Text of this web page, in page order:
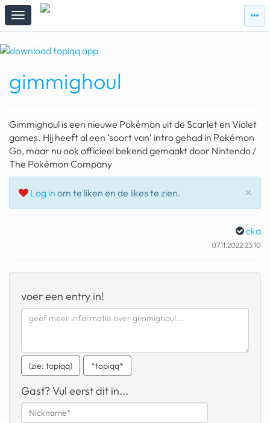
zie
topiqqs
zie
#vandaag
Topiqqs Reacties
ark van noach
pokemon kaarten
21.4 procent btw
wibra
dubai chocolade
it really whips the llama s
ass
chinese automerken
gimmighoul
Gimmighoul is een nieuwe Pokémon uit de Scarlet en Violet
games. Hij heeft al een ‘soort van’ intro gehad in Pokémon
Go, maar nu ook officieel bekend gemaakt door Nintendo /
The Pokémon Company
×
Log in om te liken en de likes te zien.
cka
07.11.2022 23:10
voer een entry in!
(zie: topiqq) *topiqq*
Gast? Vul eerst dit in...